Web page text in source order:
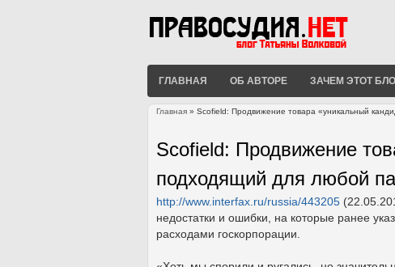
ГЛАВНАЯ ОБ АВТОРЕ ЗАЧЕМ ЭТОТ
Главная » Scofield: Продвижение товара «уникальный
Scofield: Продвижение
подходящий для любой
http://www.interfax.ru/russia/443205
недостатки и ошибки, на которые ранее
расходами госкорпорации.